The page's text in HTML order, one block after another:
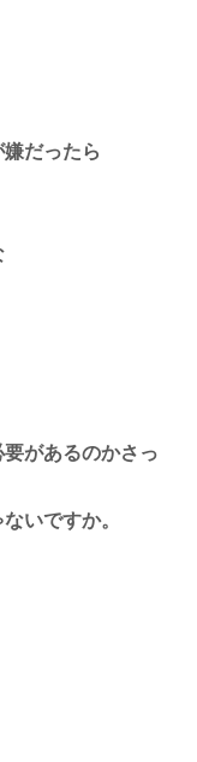
だったら
があるのかさっ
いですか。